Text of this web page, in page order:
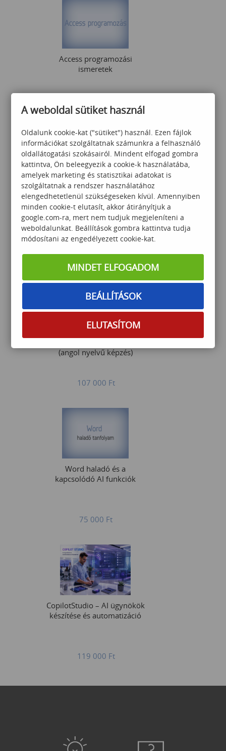
Access programozási
ismeretek
115 000 Ft
Word alap
55 000
(angol nyelvű képzés)
107 000 Ft
Word haladó és a
kapcsolódó AI funkciók
75 000 Ft
CopilotStudio – AI ügynökök
készítése és automatizáció
119 000 Ft
A weboldal sütiket használ
Oldalunk cookie-kat ("sütiket") használ. Ezen fájlok
információkat szolgáltatnak számunkra a felhasználó
oldallátogatási szokásairól. Mindent elfogad gombra
kattintva, Ön beleegyezik a cookie-k használatába,
amelyek marketing és statisztikai adatokat is
szolgáltatnak a rendszer használatához
elengedhetetlenül szükségeseken kívül. Amennyiben
minden cookie-t elutasít, akkor átirányítjuk a
google.com-ra, mert nem tudjuk megjeleníteni a
weboldalunkat. Beállítások gombra kattintva tudja
módosítani az engedélyezett cookie-kat.
MINDET ELFOGADOM
BEÁLLÍTÁSOK
ELUTASÍTOM